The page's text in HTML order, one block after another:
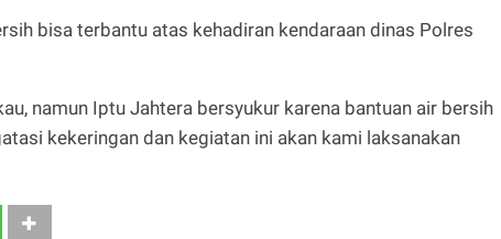
bisa terbantu atas kehadiran kendaraan dinas Polres
namun Iptu Jahtera bersyukur karena bantuan air bersih
kekeringan dan kegiatan ini akan kami laksanakan